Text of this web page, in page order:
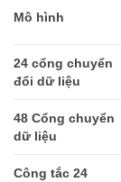
Mô hình
24 cổng chuyển
đổi dữ liệu
48 Cổng chuyển
dữ liệu
Công tắc 24